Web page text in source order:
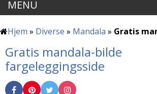
MENU
Hjem » Diverse » Mandala » Gratis
Gratis mandala-bilde
fargeleggingsside